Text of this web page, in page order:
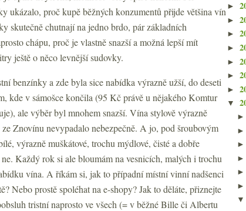
ukázalo, proč kupě běžných konzumentů přijde většina vín
skutečně chutnají na jedno brdo, pár základních
chápu, proč je vlastně snazší a možná lepší mít
ještě o něco levnější sudovky.
benzínky a zde byla sice nabídka výrazně užší, do deseti
kde v sámošce končila (95 Kč právě u nějakého Komtur
ale výběr byl mnohem snazší. Vína stylově výrazně
Znovínu nevypadalo nebezpečně. A jo, pod šroubovým
výrazně muškátové, trochu mýdlové, čisté a dobře
Každý rok si ale bloumám na vesnicích, malých i trochu
vína. A říkám si, jak to případní místní vinní nadšenci
Nebo prostě spoléhat na e-shopy? Jak to děláte, přiznejte
tristní naprosto ve všech (= v běžné Bille či Albertu
►
►
►
►
►
►
►
▼